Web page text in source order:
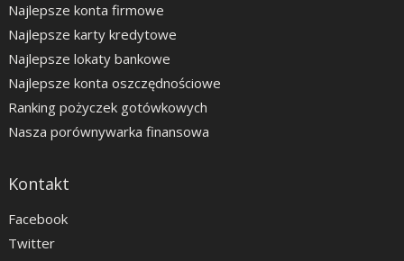
Najlepsze konta firmowe
Najlepsze karty kredytowe
Najlepsze lokaty bankowe
Najlepsze konta oszczędnościowe
Ranking pożyczek gotówkowych
Nasza porównywarka finansowa
Kontakt
Facebook
Twitter